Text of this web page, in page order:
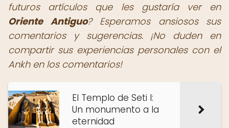
futuros artículos que les gustaría ver en
Oriente Antiguo? Esperamos ansiosos sus
comentarios y sugerencias. ¡No duden en
compartir sus experiencias personales con el
Ankh en los comentarios!
El Templo de Seti I:
Un monumento a la
eternidad